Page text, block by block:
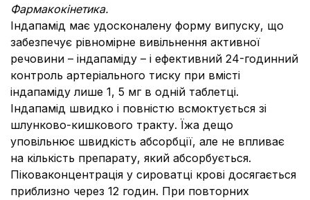
Фармакокінетика.
Індапамід має удосконалену форму випуску, що
забезпечує рівномірне вивільнення активної
речовини – індапаміду – і ефективний 24-годинний
контроль артеріального тиску при вмісті
індапаміду лише 1, 5 мг в одній таблетці.
Індапамід швидко і повністю всмоктується зі
шлунково-кишкового тракту. Їжа дещо
уповільнює швидкість абсорбції, але не впливає
на кількість препарату, який абсорбується.
Піковаконцентрація у сироватці крові досягається
приблизно через 12 годин. При повторних